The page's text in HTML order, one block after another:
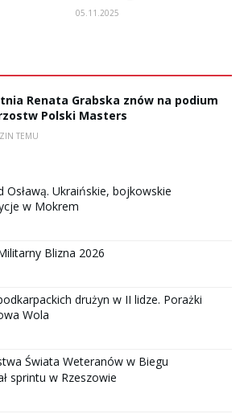
05.11.2025
Renata Grabska znów na podium
Polski Masters
TEMU
Osławą. Ukraińskie, bojkowskie
w Mokrem
Blizna 2026
drużyn w II lidze. Porażki
Wola
Świata Weteranów w Biegu
sprintu w Rzeszowie